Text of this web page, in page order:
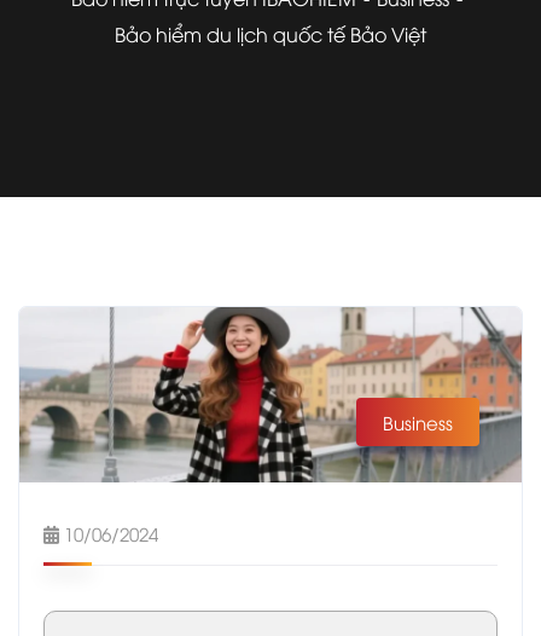
Bảo hiểm du lịch quốc tế Bảo Việt
Business
10/06/2024